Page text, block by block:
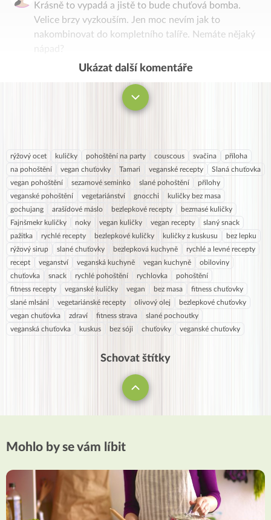
Krásně to vypadá a jistě to bude chuťová bomba.
Velice brzy vyzkouším. Jen moc nevím jak to
nakombinovat do kompletního talíře. Nemáte nějaký
nápad?
Ukázat další komentáře
rýžový ocet kuličky pohoštění na party couscous svačina
příloha
na pohoštění
vegan chuťovky Tamari veganské recepty
Slaná chuťovka
vegan pohoštění
sezamové seminko slané pohoštění
přílohy
veganské pohoštění
vegetariánství gnocchi
kuličky bez masa
gochujang
arašídové máslo bezlepkové recepty
bezmasé kuličky
Fajnšmekr kuličky
noky vegan kuličky vegan recepty
slaný snack
pažitka
rychlé recepty bezlepkové kuličky kuličky z kuskusu
bez lepku
rýžový sirup
slané chuťovky bezlepková kuchyně
rychlé a levné recepty
recept
veganství veganská kuchyně vegan kuchyně
obiloviny
chuťovka
snack rychlé pohoštění rychlovka
pohoštění
fitness recepty
veganské kuličky vegan bez masa
fitness chuťovky
slané mlsání
vegetariánské recepty olivový olej
bezlepkové chuťovky
vegan chuťovka
zdraví fitness strava
slané pochoutky
veganská chuťovka
kuskus bez sóji chuťovky veganské chuťovky
Schovat štítky
Mohlo by se vám líbit